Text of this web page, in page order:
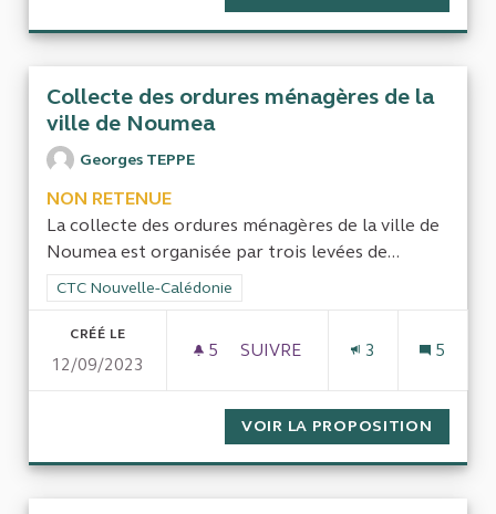
Collecte des ordures ménagères de la
ville de Noumea
Georges TEPPE
NON RETENUE
La collecte des ordures ménagères de la ville de
Noumea est organisée par trois levées de...
Filtrer les résultats de la catégorie : CTC Nouvelle-Calédonie
CTC Nouvelle-Calédonie
CRÉÉ LE
12/09/2023
5 5 ABONNÉS
SUIVRE
3 5
VOIR LA PROPOSITION